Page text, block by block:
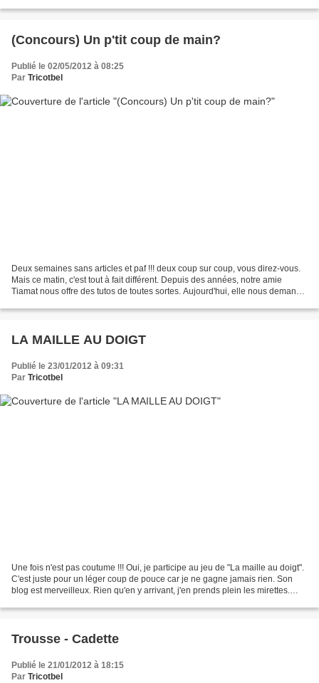
(Concours) Un p'tit coup de main?
Publié le 02/05/2012 à 08:25
Par Tricotbel
Deux semaines sans articles et paf !!! deux coup sur coup, vous direz-vous.
Mais ce matin, c'est tout à fait différent. Depuis des années, notre amie
Tiamat nous offre des tutos de toutes sortes. Aujourd'hui, elle nous demande
LA MAILLE AU DOIGT
Publié le 23/01/2012 à 09:31
Par Tricotbel
Une fois n'est pas coutume !!! Oui, je participe au jeu de "La maille au doigt".
C'est juste pour un léger coup de pouce car je ne gagne jamais rien. Son
blog est merveilleux. Rien qu'en y arrivant, j'en prends plein les mirettes.
Trousse - Cadette
Publié le 21/01/2012 à 18:15
Par Tricotbel